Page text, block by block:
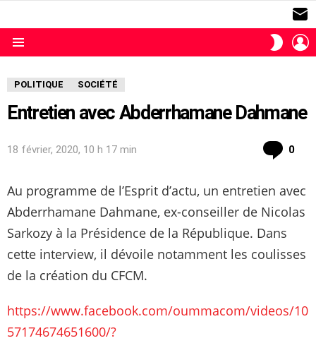
SKIN
POLITIQUE SOCIÉTÉ
Entretien avec Abderrhamane Dahmane
18 février, 2020, 10 h 17 min 0
Au programme de l’Esprit d’actu, un entretien avec
Abderrhamane Dahmane, ex-conseiller de Nicolas
Sarkozy à la Présidence de la République. Dans
cette interview, il dévoile notamment les coulisses
de la création du CFCM.
https://www.facebook.com/oummacom/videos/10
57174674651600/?